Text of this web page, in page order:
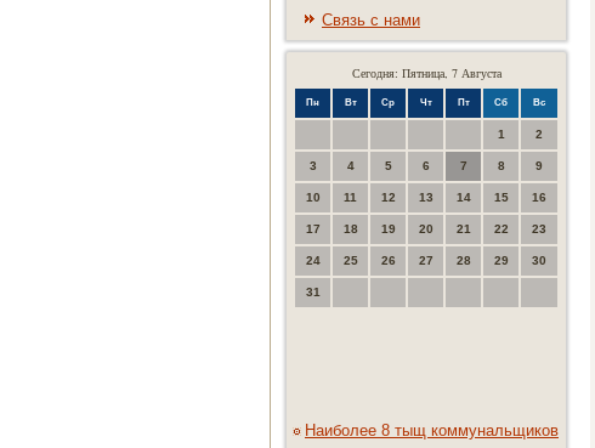
Связь с нами
Сегодня: Пятница, 7 Августа
Пн Вт Ср Чт Пт Сб Вс
1 2
3 4 5 6 7 8 9
10 11 12 13 14 15 16
17 18 19 20 21 22 23
24 25 26 27 28 29 30
31
Наиболее 8 тыщ коммунальщиков